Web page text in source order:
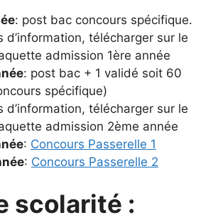
: post bac concours spécifique.
d’information, télécharger sur le
admission 1ère année
: post bac + 1 validé soit 60
spécifique)
d’information, télécharger sur le
admission 2ème année
: Concours Passerelle 1
: Concours Passerelle 2
scolarité :